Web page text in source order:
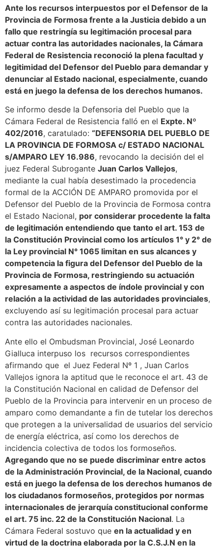
Ante los recursos interpuestos por el Defensor de la
Provincia de Formosa frente a la Justicia debido a un
fallo que restringía su legitimación procesal para
actuar contra las autoridades nacionales, la Cámara
Federal de Resistencia reconoció la plena facultad y
legitimidad del Defensor del Pueblo para demandar y
denunciar al Estado nacional, especialmente, cuando
está en juego la defensa de los derechos humanos.
Se informo desde la Defensoria del Pueblo que la
Cámara Federal de Resistencia falló en el Expte. Nº
402/2016, caratulado: “DEFENSORIA DEL PUEBLO DE
LA PROVINCIA DE FORMOSA c/ ESTADO NACIONAL
s/AMPARO LEY 16.986, revocando la decisión del el
juez Federal Subrogante Juan Carlos Vallejos,
mediante la cual había desestimado la procedencia
formal de la ACCIÓN DE AMPARO promovida por el
Defensor del Pueblo de la Provincia de Formosa contra
el Estado Nacional, por considerar procedente la falta
de legitimación entendiendo que tanto el art. 153 de
la Constitución Provincial como los artículos 1° y 2° de
la Ley provincial N° 1065 limitan en sus alcances y
competencia la figura del Defensor del Pueblo de la
Provincia de Formosa, restringiendo su actuación
expresamente a aspectos de índole provincial y con
relación a la actividad de las autoridades provinciales,
excluyendo así su legitimación procesal para actuar
contra las autoridades nacionales.
Ante ello el Ombudsman Provincial, José Leonardo
Gialluca interpuso los recursos correspondientes
afirmando que el Juez Federal Nº 1 , Juan Carlos
Vallejos ignora la aptitud que le reconoce el art. 43 de
la Constitución Nacional en calidad de Defensor del
Pueblo de la Provincia para intervenir en un proceso de
amparo como demandante a fin de tutelar los derechos
que protegen a la universalidad de usuarios del servicio
de energía eléctrica, así como los derechos de
incidencia colectiva de todos los formoseños.
Agregando que no se puede discriminar entre actos
de la Administración Provincial, de la Nacional, cuando
está en juego la defensa de los derechos humanos de
los ciudadanos formoseños, protegidos por normas
internacionales de jerarquía constitucional conforme
el art. 75 inc. 22 de la Constitución Nacional. La
Cámara Federal sostuvo que en la actualidad y en
virtud de la doctrina elaborada por la C.S.J.N en la